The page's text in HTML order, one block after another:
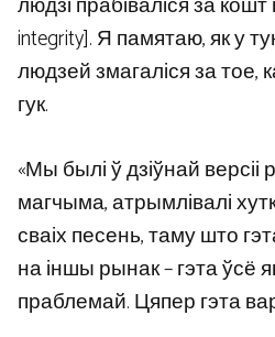
integrity]. Я памятаю, як у
людзей змагаліся за тое,
гук.
«Мы былі ў дзіўнай версіі
магчыма, атрымлівалі
сваіх песень, таму што
на іншы рынак – гэта ўсё
праблемай. Цяпер гэта